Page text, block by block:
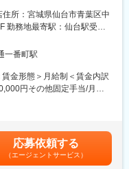
ント、肺塞栓症を予防する
下大静脈フィルター、これ
イドワイヤー、ガイディン
IVUSカテーテル（血管内超
す。
けでなくマーケティングや
レンジできる環境がありま
社で、銀行・信用金庫から
化商品「Aシェア」を提案し
機関との信頼関係を起点
へ応える営業です。
産状況・課題の把握
方法などの商品説明
購入プランの提案
所：宮城県仙台市青葉区中
務地最寄駅：仙台駅受動
：会社の定める事業所
一番町駅
金形態＞月給制＜賃金内訳
円その他固定手当/月：
12月）■固定残業代制 超過
定給に加え下記変動給（イ
で支給されるイメージで
応募依頼する
（エージェントサービス）